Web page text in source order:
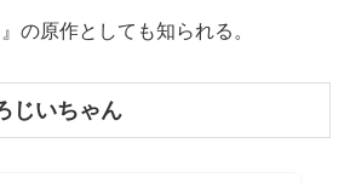
の原作としても知られる。
じいちゃん